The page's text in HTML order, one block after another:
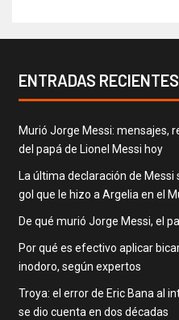
ENTRADAS RECIENTES
Murió Jorge Messi: mensajes,
del papá de Lionel Messi hoy
La última declaración de Messi
gol que le hizo a Argelia en el
De qué murió Jorge Messi, el
Por qué es efectivo aplicar
inodoro, según expertos
Troya: el error de Eric Bana al
se dio cuenta en dos décadas